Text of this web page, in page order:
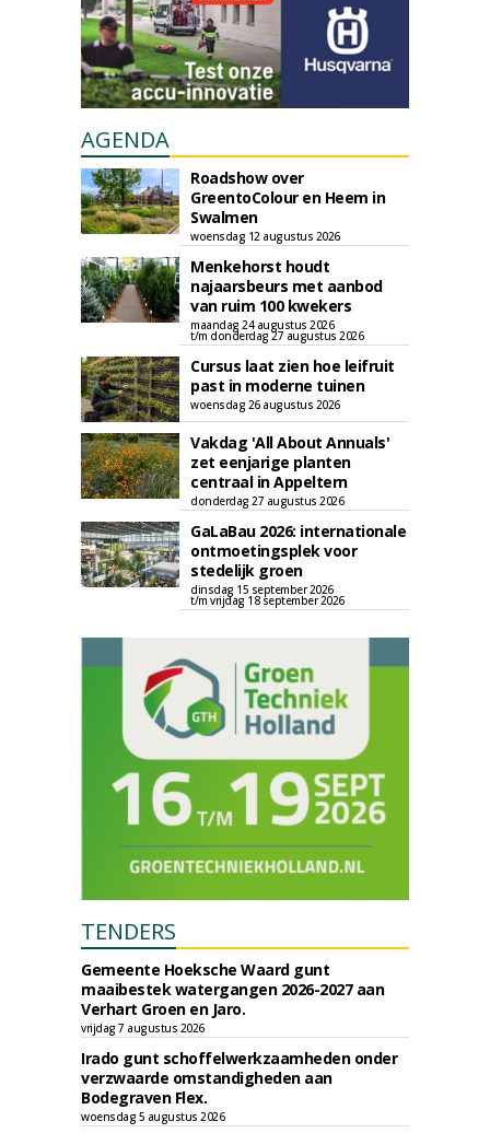
AGENDA
Roadshow over
GreentoColour en Heem in
Swalmen
woensdag 12 augustus 2026
Menkehorst houdt
najaarsbeurs met aanbod
van ruim 100 kwekers
maandag 24 augustus 2026
t/m donderdag 27 augustus 2026
Cursus laat zien hoe leifruit
past in moderne tuinen
woensdag 26 augustus 2026
Vakdag 'All About Annuals'
zet eenjarige planten
centraal in Appeltern
donderdag 27 augustus 2026
GaLaBau 2026: internationale
ontmoetingsplek voor
stedelijk groen
dinsdag 15 september 2026
t/m vrijdag 18 september 2026
TENDERS
Gemeente Hoeksche Waard gunt
maaibestek watergangen 2026-2027 aan
Verhart Groen en Jaro.
vrijdag 7 augustus 2026
Irado gunt schoffelwerkzaamheden onder
verzwaarde omstandigheden aan
Bodegraven Flex.
woensdag 5 augustus 2026